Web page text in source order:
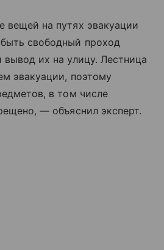
на путях эвакуации
свободный проход
их на улицу. Лестница
эвакуации, поэтому
в том числе
— объяснил эксперт.